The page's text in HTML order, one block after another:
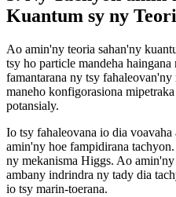
Kuantum sy ny
Ao amin'ny teoria sahan'ny
tsy ho particle mandeha
famantarana ny tsy
maneho konfigorasiona
potansialy.
Io tsy fahaleovana io dia
amin'ny hoe fampidirana
ny mekanisma Higgs. Ao
ambany indrindra ny tady dia
io tsy marin-toerana.